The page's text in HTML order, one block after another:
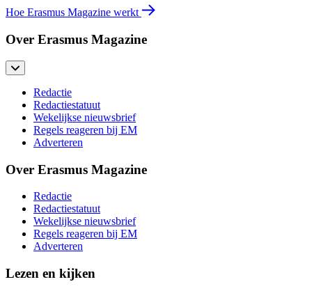
Hoe Erasmus Magazine werkt
Over Erasmus Magazine
Redactie
Redactiestatuut
Wekelijkse nieuwsbrief
Regels reageren bij EM
Adverteren
Over Erasmus Magazine
Redactie
Redactiestatuut
Wekelijkse nieuwsbrief
Regels reageren bij EM
Adverteren
Lezen en kijken